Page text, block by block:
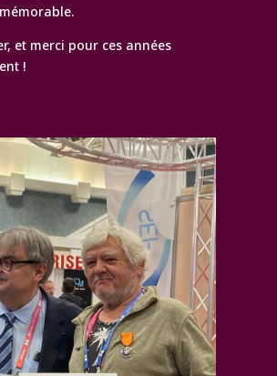
et merci pour ces années
!